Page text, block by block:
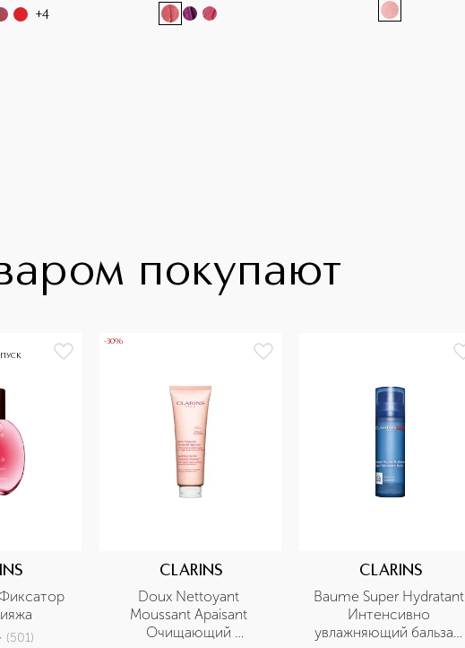
+4
покупают
(501)
-30%
CLARINS
Doux Nettoyant
Moussant Apaisant
Очищающий
CLARINS
Baume Super Hydratant
Интенсивно
увлажняющий бальзам